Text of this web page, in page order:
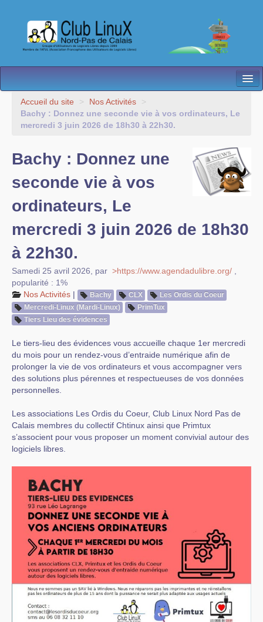
L’Association
Nos Activités
Accueil du site > Nos Activités
>
Bachy : Donnez une seconde vie à vos ordinateurs, Le
mercredi 3 juin 2026 de 18h30 à 22h30.
Bachy : Donnez une
seconde vie à vos
ordinateurs, Le
mercredi 3 juin 2026 de 18h30
à 22h30.
Samedi 25 avril 2026 par >https://www.agendadulibre.org/
popularité : 1%
Nos Activités | Bachy CLX
Les Ordis du Coeur
Mercredi-Linux (Mardi-Linux)
PrimTux
Tiers Lieu des évidences
Le tiers-lieu des évidences vous accueille chaque 1er mercredi
du mois pour un rendez-vous d’entraide numérique afin de
prolonger la vie de vos ordinateurs et vous accompagner vers
des solutions plus pérennes et respectueuses de vos données
personnelles.
Les associations Les Ordis du Coeur, Club Linux Nord Pas de
Calais membres du collectif Chtinux ainsi que Primtux
s’associent pour vous proposer un moment convivial autour des
logiciels libres.